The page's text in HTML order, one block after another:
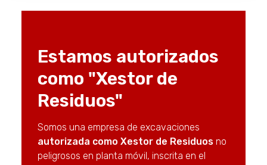
Estamos autorizados
como "Xestor de
Residuos"
Somos una empresa de excavaciones
autorizada como Xestor de Residuosno
peligrosos en planta móvil, inscrita en el